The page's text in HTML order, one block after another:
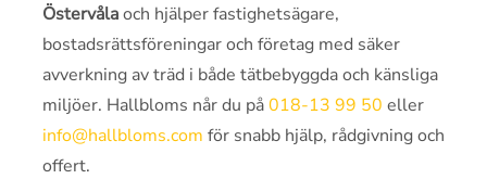
Östervålaoch hjälper fastighetsägare,
bostadsrättsföreningar och företag med säker
avverkning av träd i både tätbebyggda och känsliga
miljöer. Hallbloms når du på018-13 99 50 eller
info@hallbloms.com för snabb hjälp, rådgivning och
offert.